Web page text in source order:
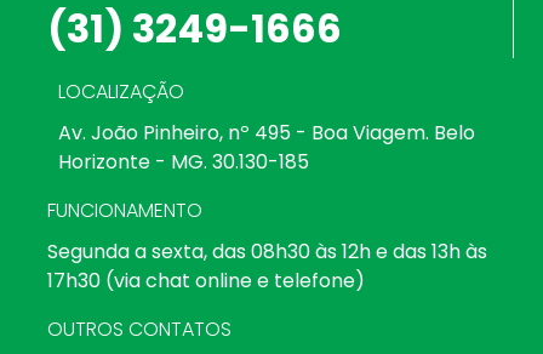
(31) 3249-1666
LOCALIZAÇÃO
Av. João Pinheiro, nº 495 - Boa Viagem. Belo
Horizonte - MG. 30.130-185
FUNCIONAMENTO
Segunda a sexta, das 08h30 às 12h e das 13h às
17h30 (via chat online e telefone)
OUTROS CONTATOS